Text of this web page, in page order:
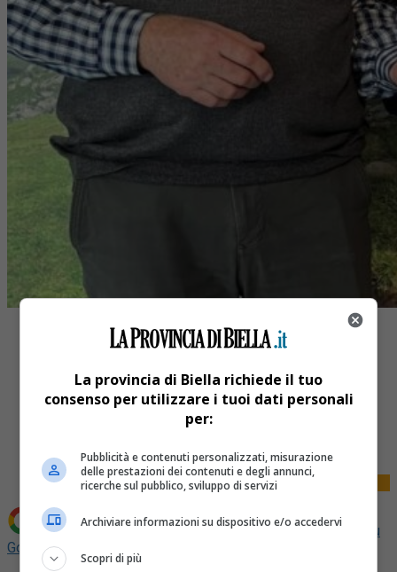
Aggiungi La Provincia di Biella come Fonte preferita su
Google
La provincia di Biella richiede il tuo
consenso per utilizzare i tuoi dati personali
per:
Pubblicità e contenuti personalizzati, misurazione
delle prestazioni dei contenuti e degli annunci,
ricerche sul pubblico, sviluppo di servizi
Archiviare informazioni su dispositivo e/o accedervi
Scopri di più